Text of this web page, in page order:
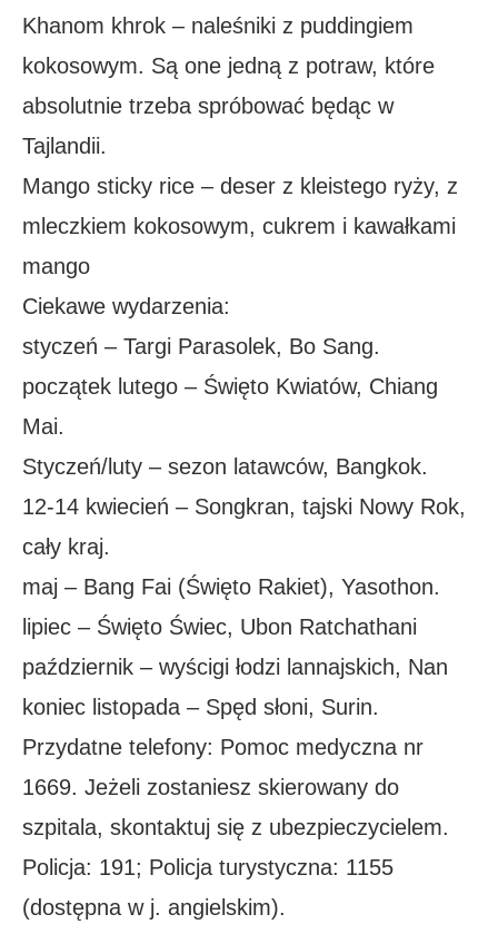
Khanom khrok – naleśniki z puddingiem
kokosowym. Są one jedną z potraw, które
absolutnie trzeba spróbować będąc w
Tajlandii.
Mango sticky rice – deser z kleistego ryży, z
mleczkiem kokosowym, cukrem i kawałkami
mango
Ciekawe wydarzenia:
styczeń – Targi Parasolek, Bo Sang.
początek lutego – Święto Kwiatów, Chiang
Mai.
Styczeń/luty – sezon latawców, Bangkok.
12-14 kwiecień – Songkran, tajski Nowy Rok,
cały kraj.
maj – Bang Fai (Święto Rakiet), Yasothon.
lipiec – Święto Świec, Ubon Ratchathani
październik – wyścigi łodzi lannajskich, Nan
koniec listopada – Spęd słoni, Surin.
Przydatne telefony: Pomoc medyczna nr
1669. Jeżeli zostaniesz skierowany do
szpitala, skontaktuj się z ubezpieczycielem.
Policja: 191; Policja turystyczna: 1155
(dostępna w j. angielskim).